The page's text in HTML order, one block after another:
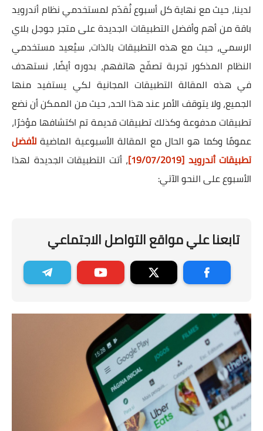
لدينا، حيث مع نهاية كل أسبوع نُقدّم لمستخدمي نظام أندرويد
باقة من أهم وأفضل التطبيقات الجديدة على متجر جوجل بلاي
الرسمي، حيث مع هذه التطبيقات بالذات، سيُعيد مستخدمي
النظام المذكور تجربة تصفّح هاتفهم، بدوره أيضًا، نستهدف
في هذه المقالة التطبيقات المجانية لكي يستفيد منها
الجميع، ولا يتوقف الأمر عند هذا الحد، حيث من الممكن أن نضع
تطبيقات مدفوعة وكذلك تطبيقات قديمة تم اكتشافها مؤخرًا،
عمومًا وكما هو الحال مع المقالة الأسبوعية الماضية لأفضل
تطبيقات أندرويد [19/07/2019]
، أتت التطبيقات الجديدة لهذا
الأسبوع على النحو الآتي:
تابعنا علي مواقع التواصل الاجتماعي